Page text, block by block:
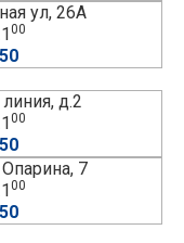
ул, 26А
00
д.2
00
7
00